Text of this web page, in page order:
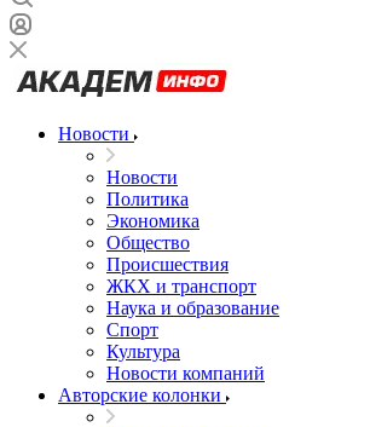
Новости
Новости
Политика
Экономика
Общество
Происшествия
ЖКХ и транспорт
Наука и образование
Спорт
Культура
Новости компаний
Авторские колонки